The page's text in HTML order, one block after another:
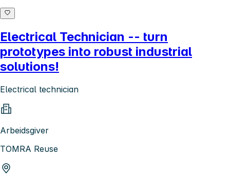
Electrical Technician -- turn
prototypes into robust industrial
solutions!
Electrical technician
Arbeidsgiver
TOMRA Reuse